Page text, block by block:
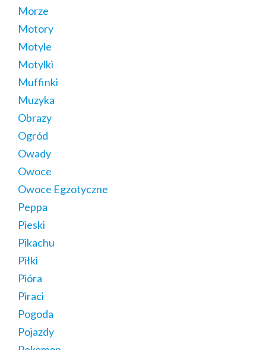
Morze
Motory
Motyle
Motylki
Muffinki
Muzyka
Obrazy
Ogród
Owady
Owoce
Owoce Egzotyczne
Peppa
Pieski
Pikachu
Piłki
Pióra
Piraci
Pogoda
Pojazdy